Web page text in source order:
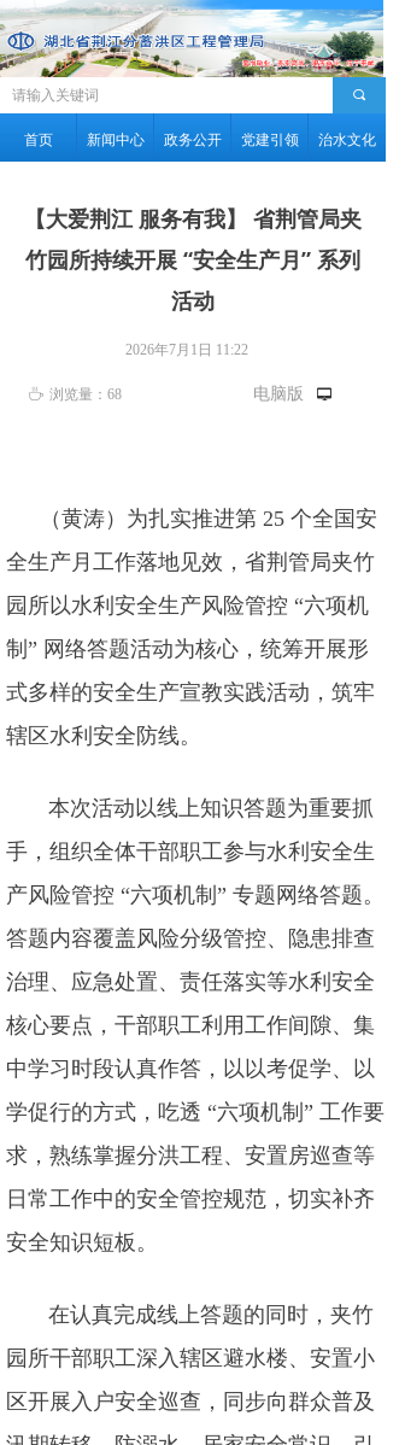
首页 新闻中心 政务公开 党建引领 治水文化
끠
【大爱荆江 服务有我】 省荆管局夹
竹园所持续开展 “安全生产月” 系列
活动
（黄涛）为扎实推进第 25 个全国安
全生产月工作落地见效，省荆管局夹竹
园所以水利安全生产风险管控 “六项机
制” 网络答题活动为核心，统筹开展形
式多样的安全生产宣教实践活动，筑牢
辖区水利安全防线。
本次活动以线上知识答题为重要抓
手，组织全体干部职工参与水利安全生
产风险管控 “六项机制” 专题网络答题。
答题内容覆盖风险分级管控、隐患排查
治理、应急处置、责任落实等水利安全
核心要点，干部职工利用工作间隙、集
中学习时段认真作答，以以考促学、以
学促行的方式，吃透 “六项机制” 工作要
求，熟练掌握分洪工程、安置房巡查等
日常工作中的安全管控规范，切实补齐
安全知识短板。
在认真完成线上答题的同时，夹竹
园所干部职工深入辖区避水楼、安置小
区开展入户安全巡查，同步向群众普及
2026年7月1日 11:22
ꄘ 浏览量： 68 电脑版 넡